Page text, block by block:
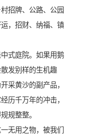
招牌、公路、公园
，招财、纳福、镇
式庭院。如果用鹅
发别样的生机趣
采黄沙的副产品，
历千万年的冲击，
规整整。
无用之物，被我们